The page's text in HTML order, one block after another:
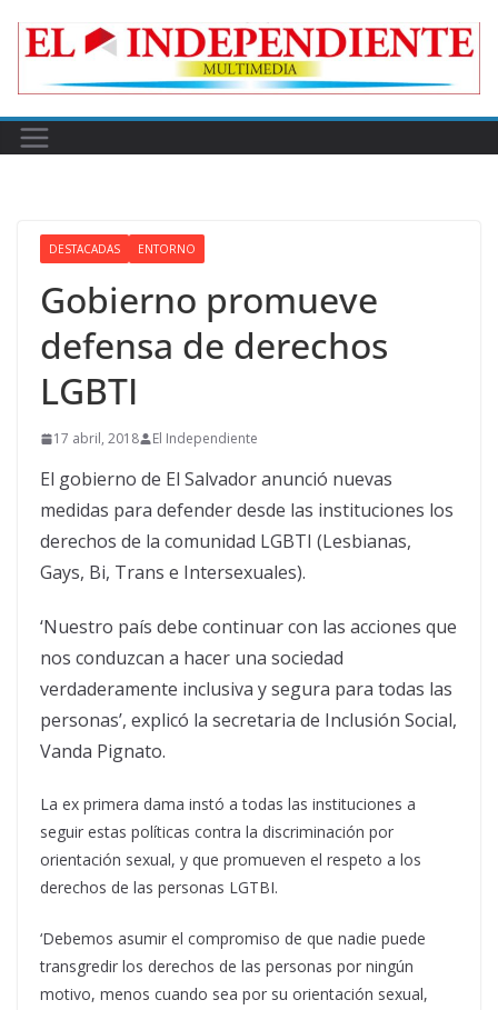
DESTACADAS ENTORNO
Gobierno promueve
defensa de derechos
LGBTI
17 abril, 2018 El Independiente
El gobierno de El Salvador anunció nuevas
medidas para defender desde las instituciones los
derechos de la comunidad LGBTI (Lesbianas,
Gays, Bi, Trans e Intersexuales).
‘Nuestro país debe continuar con las acciones que
nos conduzcan a hacer una sociedad
verdaderamente inclusiva y segura para todas las
personas’, explicó la secretaria de Inclusión Social,
Vanda Pignato.
La ex primera dama instó a todas las instituciones a
seguir estas políticas contra la discriminación por
orientación sexual, y que promueven el respeto a los
derechos de las personas LGTBI.
‘Debemos asumir el compromiso de que nadie puede
transgredir los derechos de las personas por ningún
motivo, menos cuando sea por su orientación sexual,